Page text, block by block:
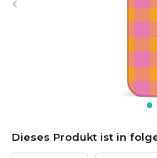
Dieses Produkt ist in